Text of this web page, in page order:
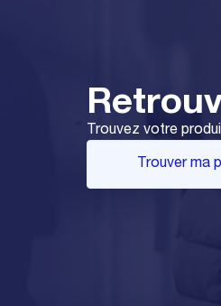
Trouvez votre
Trouver ma